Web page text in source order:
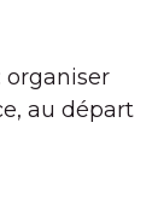
organiser
au départ